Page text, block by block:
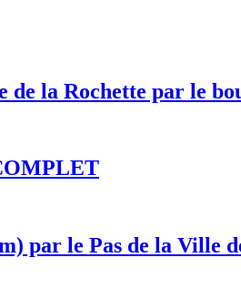
de la Rochette par le
par le Pas de la Ville